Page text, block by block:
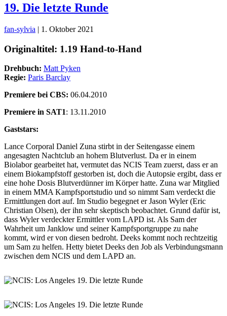
19. Die letzte Runde
fan-sylvia | 1. Oktober 2021
Originaltitel: 1.19 Hand-to-Hand
Drehbuch: Matt Pyken
Regie: Paris Barclay
Premiere bei CBS: 06.04.2010
Premiere in SAT1: 13.11.2010
Gaststars:
Lance Corporal Daniel Zuna stirbt in der Seitengasse einem
angesagten Nachtclub an hohem Blutverlust. Da er in einem
Biolabor gearbeitet hat, vermutet das NCIS Team zuerst, dass er an
einem Biokampfstoff gestorben ist, doch die Autopsie ergibt, dass er
eine hohe Dosis Blutverdünner im Körper hatte. Zuna war Mitglied
in einem MMA Kampfsportstudio und so nimmt Sam verdeckt die
Ermittlungen dort auf. Im Studio begegnet er Jason Wyler (Eric
Christian Olsen), der ihn sehr skeptisch beobachtet. Grund dafür ist,
dass Wyler verdeckter Ermittler vom LAPD ist. Als Sam der
Wahrheit um Janklow und seiner Kampfsportgruppe zu nahe
kommt, wird er von diesen bedroht. Deeks kommt noch rechtzeitig
um Sam zu helfen. Hetty bietet Deeks den Job als Verbindungsmann
zwischen dem NCIS und dem LAPD an.